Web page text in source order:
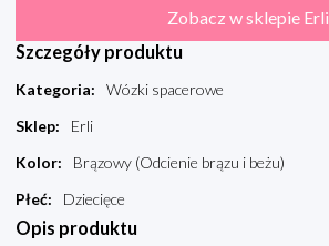
Zobacz w sklepie Erli
Szczegóły produktu
Kategoria:
Wózki spacerowe
Sklep:
Erli
Kolor:
Brązowy (Odcienie brązu i beżu)
Płeć: Dziecięce
Opis produktu